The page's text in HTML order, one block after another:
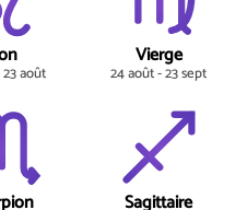
août
Vierge
24 août - 23 sept
Sagittaire